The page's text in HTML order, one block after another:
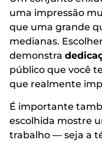
uma impressão
que uma grande
medianas.
demonstra
público que você
que realmente
É importante
escolhida mostre
trabalho — seja a